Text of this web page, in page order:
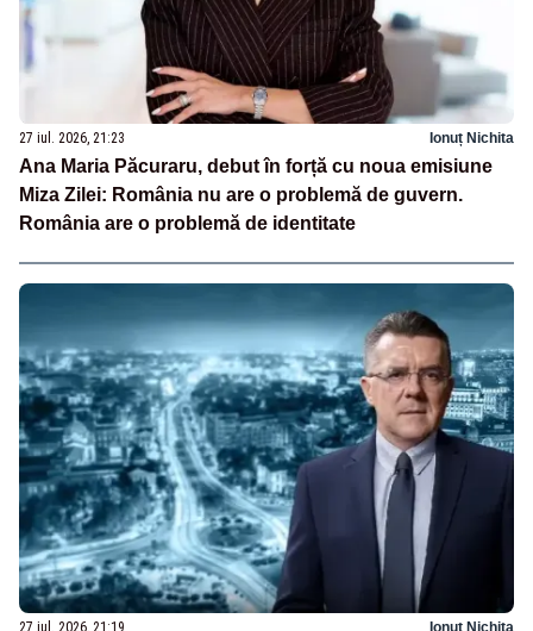
27 iul. 2026, 21:23 Ionuț Nichita
Ana Maria Păcuraru, debut în forță cu noua emisiune
Miza Zilei: România nu are o problemă de guvern.
România are o problemă de identitate
27 iul. 2026, 21:19 Ionuț Nichita